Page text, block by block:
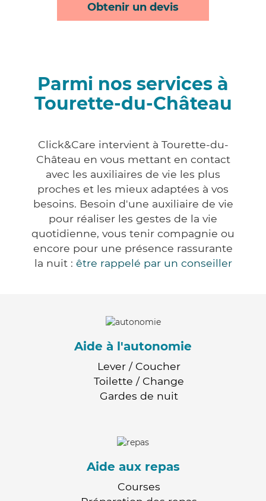
Obtenir un devis
Parmi nos services à
Tourette-du-Château
Click&Care intervient à Tourette-du-
Château en vous mettant en contact
avec les auxiliaires de vie les plus
proches et les mieux adaptées à vos
besoins. Besoin d'une auxiliaire de vie
pour réaliser les gestes de la vie
quotidienne, vous tenir compagnie ou
encore pour une présence rassurante
la nuit : être rappelé par un conseiller
Aide à l'autonomie
Lever / Coucher
Toilette / Change
Gardes de nuit
Aide aux repas
Courses